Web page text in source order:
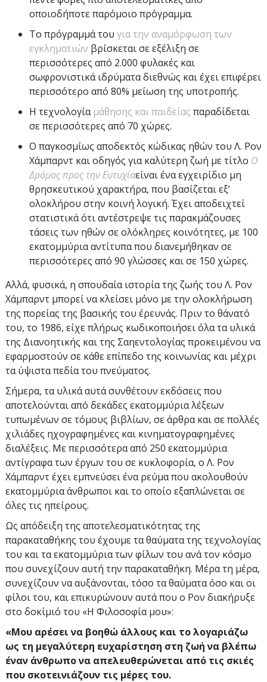
οποιοδήποτε παρόμοιο πρόγραμμα.
Το πρόγραμμά του για την αναμόρφωση των
εγκληματιών βρίσκεται σε εξέλιξη σε
περισσότερες από 2.000 φυλακές και
σωφρονιστικά ιδρύματα διεθνώς και έχει επιφέρει
περισσότερο από 80% μείωση της υποτροπής.
Η τεχνολογία μάθησης και παιδείας παραδίδεται
σε περισσότερες από 70 χώρες.
Ο παγκοσμίως αποδεκτός κώδικας ηθών του Λ. Ρον
Χάμπαρντ και οδηγός για καλύτερη ζωή με τίτλο Ο
Δρόμος προς την Ευτυχίαείναι ένα εγχειρίδιο μη
θρησκευτικού χαρακτήρα, που βασίζεται εξ’
ολοκλήρου στην κοινή λογική. Έχει αποδειχτεί
στατιστικά ότι αντέστρεψε τις παρακμάζουσες
τάσεις των ηθών σε ολόκληρες κοινότητες, με 100
εκατομμύρια αντίτυπα που διανεμήθηκαν σε
περισσότερες από 90 γλώσσες και σε 150 χώρες.
Αλλά, φυσικά, η σπουδαία ιστορία της ζωής του Λ. Ρον
Χάμπαρντ μπορεί να κλείσει μόνο με την ολοκλήρωση
της πορείας της βασικής του έρευνάς. Πριν το θάνατό
του, το 1986, είχε πλήρως κωδικοποιήσει όλα τα υλικά
της Διανοητικής και της Σαηεντολογίας προκειμένου να
εφαρμοστούν σε κάθε επίπεδο της κοινωνίας και μέχρι
τα ύψιστα πεδία του πνεύματος.
Σήμερα, τα υλικά αυτά συνθέτουν εκδόσεις που
αποτελούνται από δεκάδες εκατομμύρια λέξεων
τυπωμένων σε τόμους βιβλίων, σε άρθρα και σε πολλές
χιλιάδες ηχογραφημένες και κινηματογραφημένες
διαλέξεις. Με περισσότερα από 250 εκατομμύρια
αντίγραφα των έργων του σε κυκλοφορία, ο Λ. Ρον
Χάμπαρντ έχει εμπνεύσει ένα ρεύμα που ακολουθούν
εκατομμύρια άνθρωποι και το οποίο εξαπλώνεται σε
όλες τις ηπείρους.
Ως απόδειξη της αποτελεσματικότητας της
παρακαταθήκης του έχουμε τα θαύματα της τεχνολογίας
του και τα εκατομμύρια των φίλων του ανά τον κόσμο
που συνεχίζουν αυτή την παρακαταθήκη. Μέρα τη μέρα,
συνεχίζουν να αυξάνονται, τόσο τα θαύματα όσο και οι
φίλοι του, και επικυρώνουν αυτά που ο Ρον διακήρυξε
στο δοκίμιό του «Η Φιλοσοφία μου»:
«Μου αρέσει να βοηθώ άλλους και το λογαριάζω
ως τη μεγαλύτερη ευχαρίστηση στη ζωή να βλέπω
έναν άνθρωπο να απελευθερώνεται από τις σκιές
που σκοτεινιάζουν τις μέρες του.